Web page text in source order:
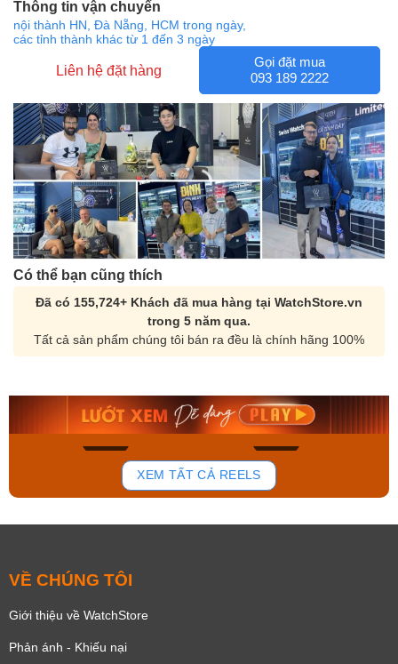
Thông tin vận chuyển
nội thành HN, Đà Nẵng, HCM trong ngày,
các tỉnh thành khác từ 1 đến 3 ngày
Liên hệ đặt hàng
Gọi đặt mua
093 189 2222
Có thể bạn cũng thích
Đã có 155,724+ Khách đã mua hàng tại WatchStore.vn
trong 5 năm qua.
Tất cả sản phẩm chúng tôi bán ra đều là chính hãng 100%
168
Orient Nam RA-
Mua ngay
Casio Nam MTS-
Mua ngay
XEM TẤT CẢ REELS
VỀ CHÚNG TÔI
Giới thiệu về WatchStore
Phản ánh - Khiếu nại